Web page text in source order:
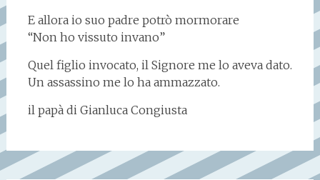
E allora io suo padre potrò mormorare
“Non ho vissuto invano”
Quel figlio invocato, il Signore me lo aveva dato.
Un assassino me lo ha ammazzato.
il papà di Gianluca Congiusta